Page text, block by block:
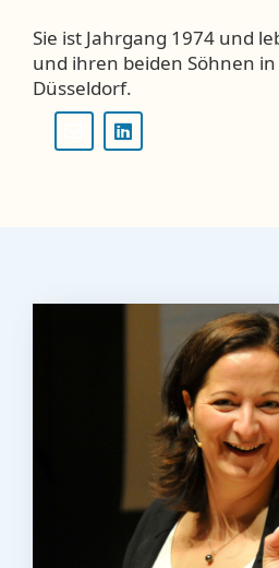
Sie ist Jahrgang 1974 und
und ihren beiden Söhnen
Düsseldorf.